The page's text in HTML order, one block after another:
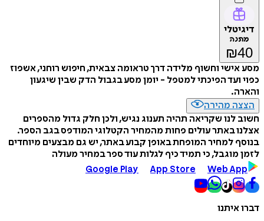
דיגיטלי
מתנה
₪40
מסע אישי וחשוף מלידה דרך טראומה צבאית, חיפוש רוחני, אשפוז
כפוי ועד הפיכתי למטפל - יומן מסע בגבול הדק שבין שיגעון
והארה.
הצצה מהירה
חשוב לנו שקריאה תהיה תענוג נגיש, ולכן חלק גדול מהספרים
אצלנו באתר עולים פחות מהמחיר הקטלוגי המודפס בגב הספר.
בנוסף למחיר המופחת באופן קבוע באתר, יש גם מבצעים מיוחדים
לזמן מוגבל, כי תמיד כיף לגלות עוד ספר במחיר מעולה
Google Play
App Store Web App
דברו איתנו